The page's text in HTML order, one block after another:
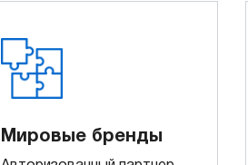
Мировые бренды